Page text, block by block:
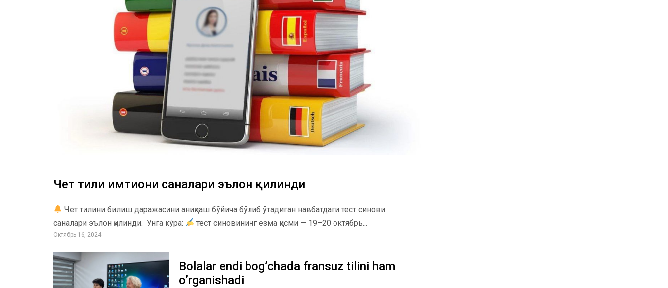
Чет тили имтиҳони саналари эълон қилинди
Чет тилини билиш даражасини аниқлаш бўйича бўлиб ўтадиган навбатдаги тест синови
саналари эълон қилинди. Унга кўра:
тест синовининг ёзма қисми — 19–20 октябрь...
Октябрь 16, 2024
Bolalar endi bog’chada fransuz tilini ham
o’rganishadi